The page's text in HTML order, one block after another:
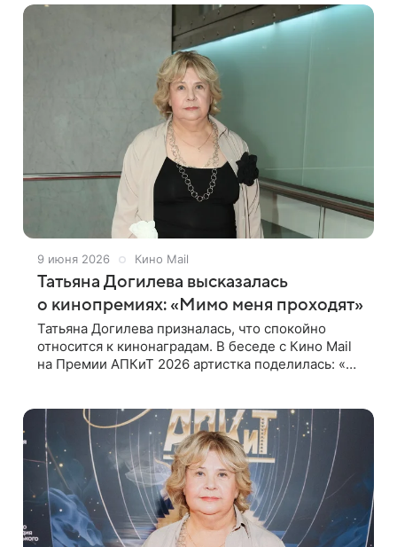
Родина, Алиса
9 июня 2026 Кино Mail
Татьяна Догилева высказалась
о кинопремиях: «Мимо меня проходят»
Татьяна Догилева призналась, что спокойно
относится к кинонаградам. В беседе с Кино Mail
на Премии АПКиТ 2026 артистка поделилась: «Я